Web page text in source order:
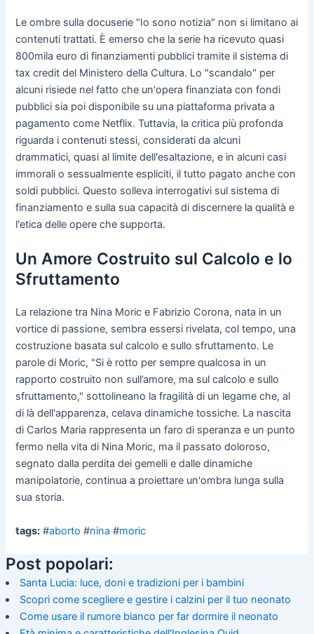
Le ombre sulla docuserie "Io sono notizia" non si limitano ai
contenuti trattati. È emerso che la serie ha ricevuto quasi
800mila euro di finanziamenti pubblici tramite il sistema di
tax credit del Ministero della Cultura. Lo "scandalo" per
alcuni risiede nel fatto che un'opera finanziata con fondi
pubblici sia poi disponibile su una piattaforma privata a
pagamento come Netflix. Tuttavia, la critica più profonda
riguarda i contenuti stessi, considerati da alcuni
drammatici, quasi al limite dell'esaltazione, e in alcuni casi
immorali o sessualmente espliciti, il tutto pagato anche con
soldi pubblici. Questo solleva interrogativi sul sistema di
finanziamento e sulla sua capacità di discernere la qualità e
l'etica delle opere che supporta.
Un Amore Costruito sul Calcolo e lo
Sfruttamento
La relazione tra Nina Moric e Fabrizio Corona, nata in un
vortice di passione, sembra essersi rivelata, col tempo, una
costruzione basata sul calcolo e sullo sfruttamento. Le
parole di Moric, "Si è rotto per sempre qualcosa in un
rapporto costruito non sull’amore, ma sul calcolo e sullo
sfruttamento," sottolineano la fragilità di un legame che, al
di là dell'apparenza, celava dinamiche tossiche. La nascita
di Carlos Maria rappresenta un faro di speranza e un punto
fermo nella vita di Nina Moric, ma il passato doloroso,
segnato dalla perdita dei gemelli e dalle dinamiche
manipolatorie, continua a proiettare un'ombra lunga sulla
sua storia.
tags: #aborto #nina #moric
Post popolari:
Santa Lucia: luce, doni e tradizioni per i bambini
Scopri come scegliere e gestire i calzini per il tuo neonato
Come usare il rumore bianco per far dormire il neonato